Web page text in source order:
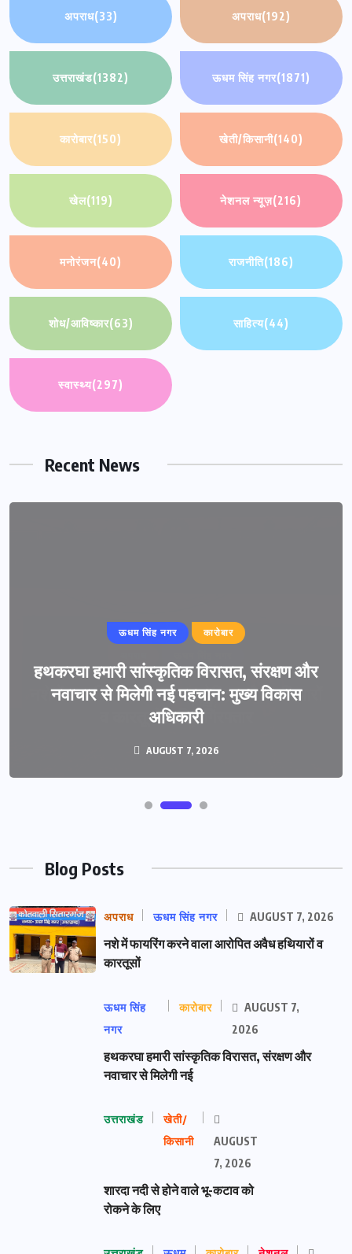
अपराध(33) अपराध(192)
उत्तराखंड(1382) ऊधम सिंह नगर(1871)
कारोबार(150) खेती/किसानी(140)
खेल(119) नेशनल न्यूज़(216)
मनोरंजन(40) राजनीति(186)
शोध/आविष्कार(63) साहित्य(44)
स्वास्थ्य(297)
Recent News
ऊधम सिंह नगर कारोबार
हथकरघा हमारी सांस्कृतिक विरासत, संरक्षण और
नवाचार से मिलेगी नई पहचान: मुख्य विकास
अधिकारी
AUGUST 7, 2026
Blog Posts
अपराध ऊधम सिंह नगर AUGUST 7, 2026
नशे में फायरिंग करने वाला आरोपित अवैध हथियारों व
कारतूसों
ऊधम सिंह
नगर
कारोबार
AUGUST 7,
2026
हथकरघा हमारी सांस्कृतिक विरासत, संरक्षण और
नवाचार से मिलेगी नई
उत्तराखंड
खेती/
किसानी
AUGUST
7, 2026
शारदा नदी से होने वाले भू-कटाव को
रोकने के लिए